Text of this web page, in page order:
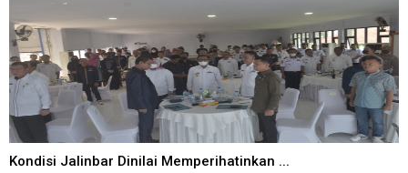
Kondisi Jalinbar Dinilai Memperihatinkan ...